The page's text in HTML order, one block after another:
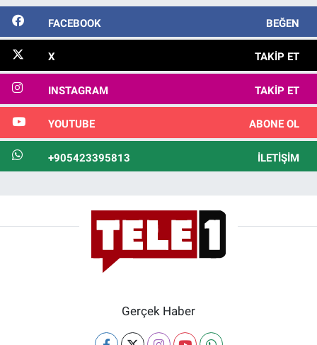
FACEBOOK BEĞEN
X TAKIP ET
INSTAGRAM TAKIP ET
YOUTUBE ABONE OL
+905423395813 İLETIŞIM
Gerçek Haber